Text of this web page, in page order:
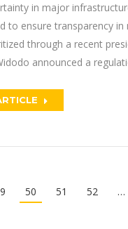
in major
to ensure transparency
through a recent
announced a
50 51 52 …